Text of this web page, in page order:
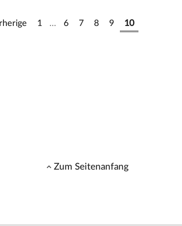
1 … 6 7 8 9 10
Zum Seitenanfang